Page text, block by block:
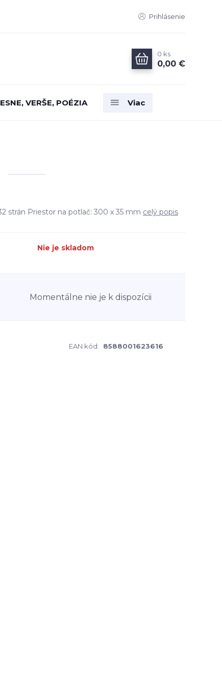
Prihlásenie
0 ks
0,00 €
VERŠE, POÉZIA Viac
strán Priestor na potlač: 300 x 35 mm celý popis
Nie je skladom
Momentálne nie je k dispozícii
EAN kód: 8588001623616